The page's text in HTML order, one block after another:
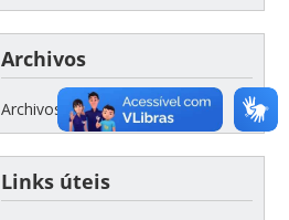
Archivos
Archivos
Links úteis